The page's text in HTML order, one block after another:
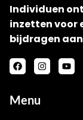
Individuen
inzetten voor
bijdragen
Menu